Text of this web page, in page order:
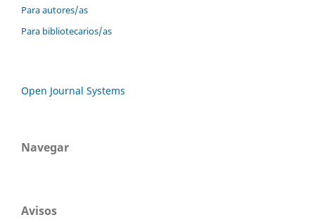
Para autores/as
Para bibliotecarios/as
Open Journal Systems
Navegar
Avisos